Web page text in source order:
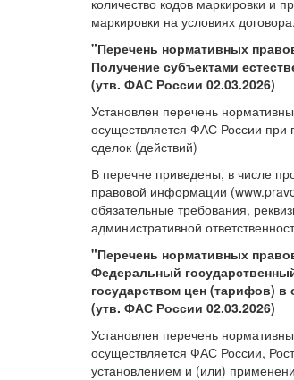
количество кодов маркировки и
маркировки на условиях договора.
"Перечень нормативных
Получение субъектами
(утв. ФАС России 02.03.2026)
Установлен перечень
осуществляется ФАС России при
сделок (действий)
В перечне приведены, в числе
правовой информации
обязательные требования,
административной
"Перечень нормативных
Федеральный
государством цен (тарифов) в
(утв. ФАС России 02.03.2026)
Установлен перечень
осуществляется ФАС России,
установлением и (или)